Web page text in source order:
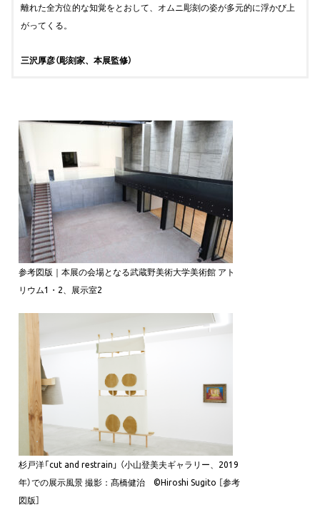
離れた全方位的な知覚をとおして、オムニ彫刻の姿が多元的に浮かび上
がってくる。
三沢厚彦（彫刻家、本展監修）
参考図版｜本展の会場となる武蔵野美術大学美術館 アト
リウム1・2、展示室2
杉戸洋「cut and restrain」 （小山登美夫ギャラリー、2019
年）での展示風景 撮影：髙橋健治 ©Hiroshi Sugito ［参考
図版］